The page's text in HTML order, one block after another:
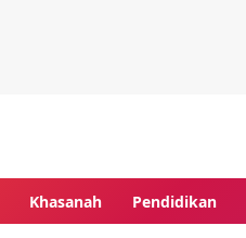
Khasanah Pendidikan